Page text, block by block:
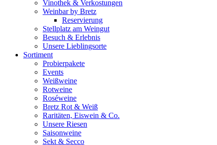
Vinothek & Verkostungen
Weinbar by Bretz
Reservierung
Stellplatz am Weingut
Besuch & Erlebnis
Unsere Lieblingsorte
Sortiment
Probierpakete
Events
Weißweine
Rotweine
Roséweine
Bretz Rot & Weiß
Raritäten, Eiswein & Co.
Unsere Riesen
Saisonweine
Sekt & Secco